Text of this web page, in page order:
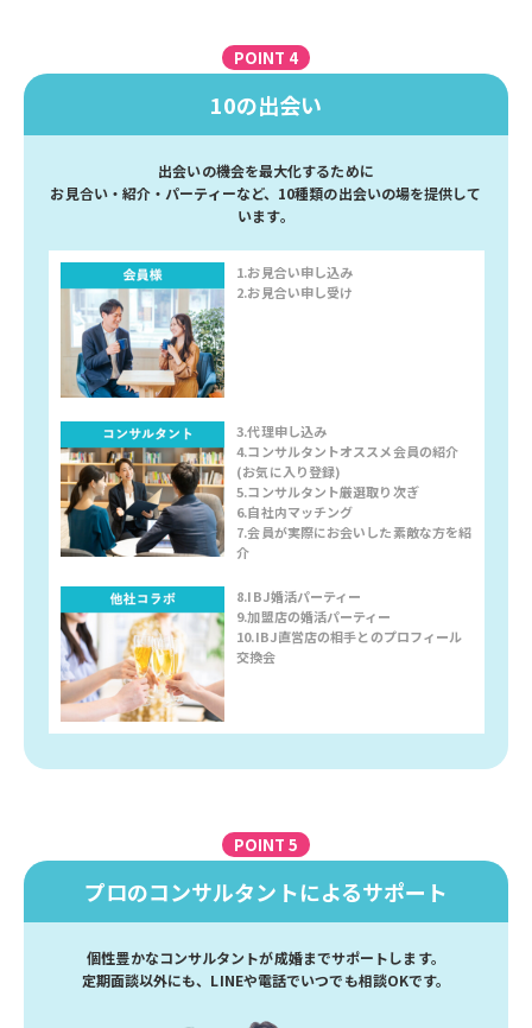
POINT 4
10の出会い
出会いの機会を最大化するために
お見合い・紹介・パーティーなど、10種類の出会いの場を提供して
います。
1.お見合い申し込み
2.お見合い申し受け
3.代理申し込み
4.コンサルタントオススメ会員の紹介
(お気に入り登録)
5.コンサルタント厳選取り次ぎ
6.自社内マッチング
7.会員が実際にお会いした素敵な方を紹
介
8.IBJ婚活パーティー
9.加盟店の婚活パーティー
10.IBJ直営店の相手とのプロフィール
交換会
POINT 5
プロのコンサルタントによるサポート
個性豊かなコンサルタントが成婚までサポートします。
定期面談以外にも、LINEや電話でいつでも相談OKです。